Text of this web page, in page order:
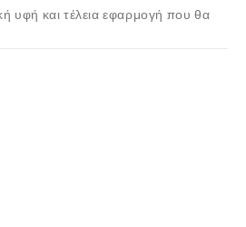
υφή και τέλεια εφαρμογή που θα